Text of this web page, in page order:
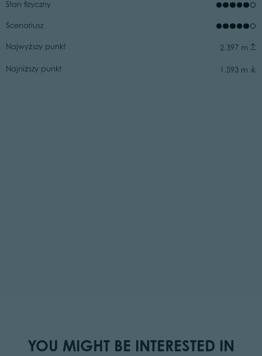
Stan fizyczny
Scenariusz
Najwyższy punkt 2.397 m
Najniższy punkt 1.593 m
YOU MIGHT BE INTERESTED IN